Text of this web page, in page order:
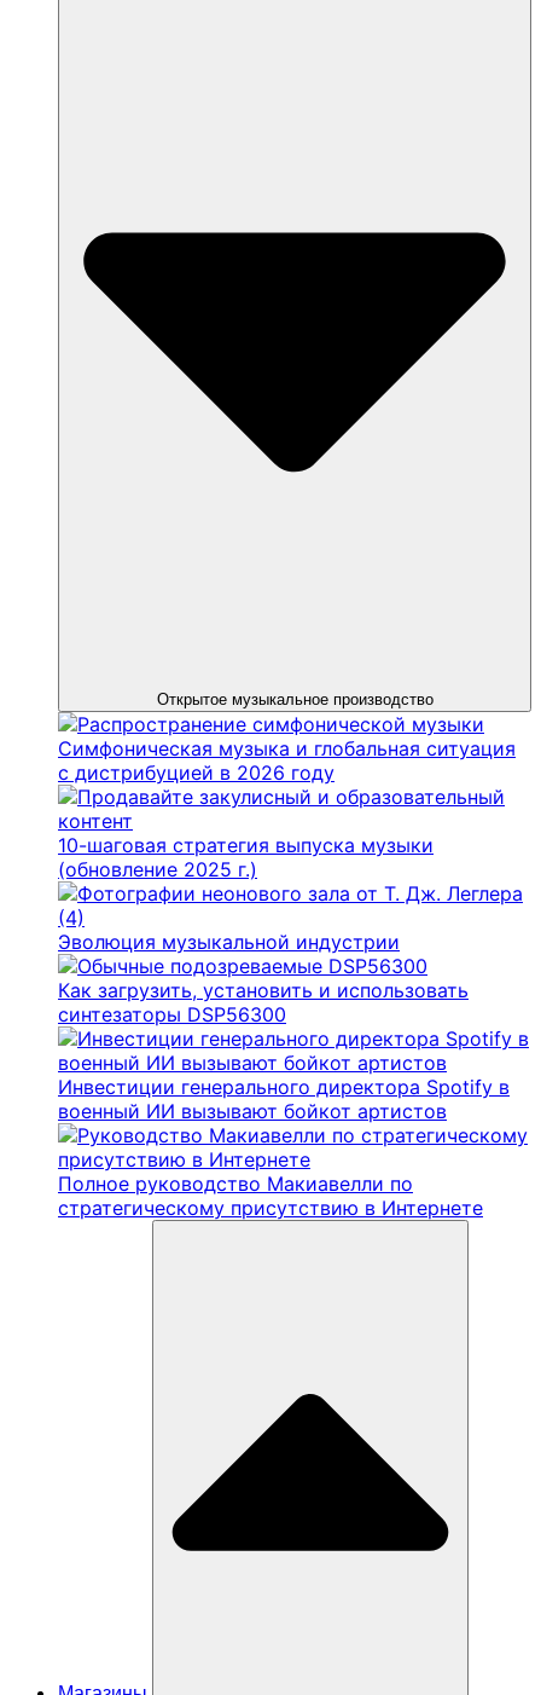
Открытое музыкальное производство
Симфоническая музыка и глобальная ситуация
с дистрибуцией в 2026 году
10-шаговая стратегия выпуска музыки
(обновление 2025 г.)
Эволюция музыкальной индустрии
Как загрузить, установить и использовать
синтезаторы DSP56300
Инвестиции генерального директора Spotify в
военный ИИ вызывают бойкот артистов
Полное руководство Макиавелли по
стратегическому присутствию в Интернете